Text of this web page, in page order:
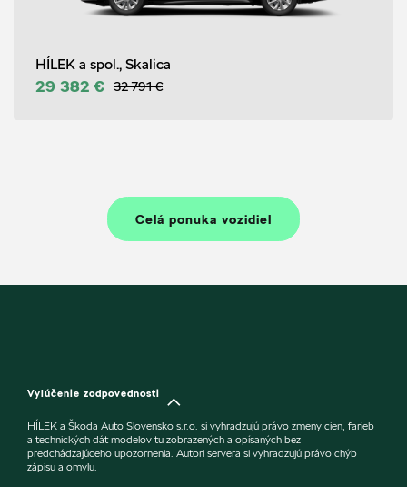
HÍLEK a spol., Skalica
29 382 € 32 791 €
Celá ponuka vozidiel
Vylúčenie zodpovednosti
HÍLEK a Škoda Auto Slovensko s.r.o. si vyhradzujú právo zmeny cien, farieb
a technických dát modelov tu zobrazených a opísaných bez
predchádzajúceho upozornenia. Autori servera si vyhradzujú právo chýb
zápisu a omylu.